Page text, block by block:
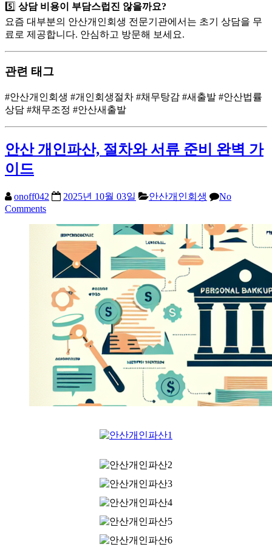
5️⃣ 상담 비용이 부담스럽진 않을까요?
요즘 대부분의 안산개인회생 전문기관에서는 초기 상담을 무
료로 제공합니다. 안심하고 방문해 보세요.
관련 태그
#안산개인회생 #개인회생절차 #채무탕감 #새출발 #안산법률
상담 #채무조정 #안산새출발
안산 개인파산, 절차와 서류 준비 완벽 가
이드
onoff042 2025년 10월 03일 안산개인회생
No
Comments